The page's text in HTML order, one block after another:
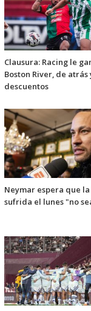
Clausura: Racing le
Boston River, de atrás
descuentos
Neymar espera que
sufrida el lunes "no